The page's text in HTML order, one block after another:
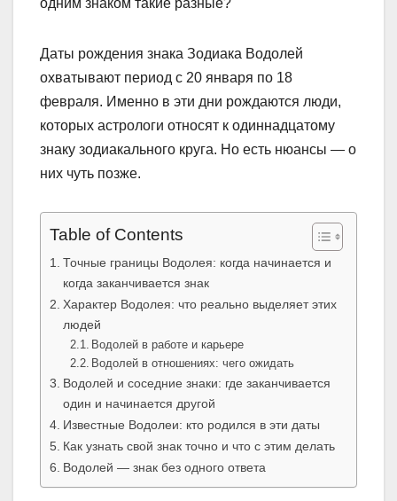
Даты рождения знака Зодиака Водолей
охватывают период с 20 января по 18
февраля. Именно в эти дни рождаются люди,
которых астрологи относят к одиннадцатому
знаку зодиакального круга. Но есть нюансы — о
них чуть позже.
Table of Contents
Точные границы Водолея: когда начинается и
когда заканчивается знак
Характер Водолея: что реально выделяет этих
людей
Водолей в работе и карьере
Водолей в отношениях: чего ожидать
Водолей и соседние знаки: где заканчивается
один и начинается другой
Известные Водолеи: кто родился в эти даты
Как узнать свой знак точно и что с этим делать
Водолей — знак без одного ответа